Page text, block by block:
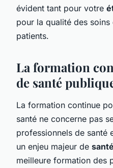
évident tant pour votre
pour la qualité des
patients.
La formation
de santé
La formation continue
santé ne concerne pas
professionnels de santé
un enjeu majeur de
meilleure formation des